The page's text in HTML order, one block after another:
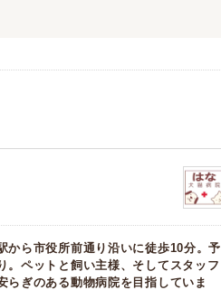
から市役所前通り沿いに徒歩10分。予
。ペットと飼い主様、そしてスタッフ
らぎのある動物病院を目指していま